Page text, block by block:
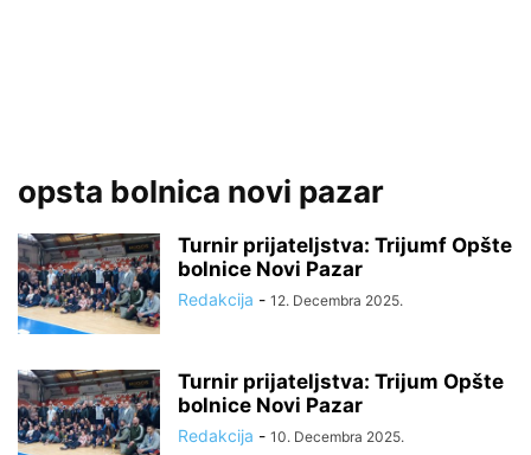
opsta bolnica novi pazar
Turnir prijateljstva: Trijumf Opšte
bolnice Novi Pazar
Redakcija - 12. Decembra 2025.
Turnir prijateljstva: Trijum Opšte
bolnice Novi Pazar
Redakcija - 10. Decembra 2025.